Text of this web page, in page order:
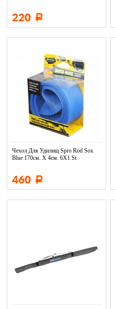
220 Р
Чехол Для Удилищ Spro Rod Sox
Blue 170см. X 4см. 6X1 St.
460 Р